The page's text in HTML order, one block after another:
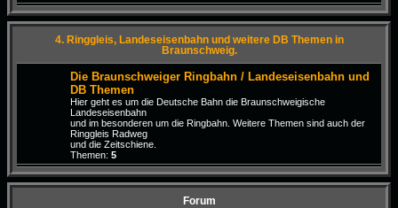
4. Ringgleis, Landeseisenbahn und weitere DB Themen in
Braunschweig.
Die Braunschweiger Ringbahn / Landeseisenbahn und
DB Themen
Hier geht es um die Deutsche Bahn die Braunschweigische
Landeseisenbahn
und im besonderen um die Ringbahn. Weitere Themen sind auch der
Ringgleis Radweg
und die Zeitschiene.
Themen: 5
Forum